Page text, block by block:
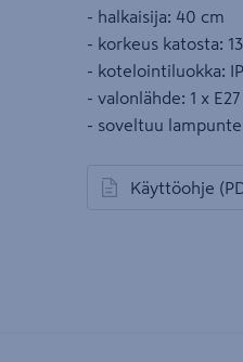
- halkaisija: 40 cm
- korkeus katosta:
- kotelointiluokka:
- valonlähde: 1 x
- soveltuu
Käyttöohje
avautuu uuteen